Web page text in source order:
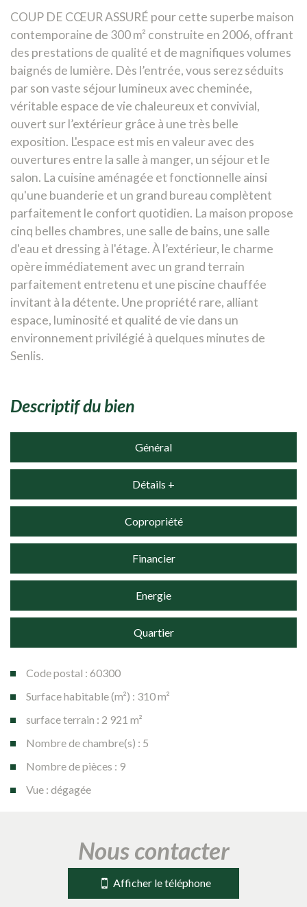
COUP DE CŒUR ASSURÉ pour cette superbe maison
contemporaine de 300 m² construite en 2006, offrant
des prestations de qualité et de magnifiques volumes
baignés de lumière. Dès l’entrée, vous serez séduits
par son vaste séjour lumineux avec cheminée,
véritable espace de vie chaleureux et convivial,
ouvert sur l’extérieur grâce à une très belle
exposition. L'espace est mis en valeur avec des
ouvertures entre la salle à manger, un séjour et le
salon. La cuisine aménagée et fonctionnelle ainsi
qu'une buanderie et un grand bureau complètent
parfaitement le confort quotidien. La maison propose
cinq belles chambres, une salle de bains, une salle
d'eau et dressing à l'étage. À l’extérieur, le charme
opère immédiatement avec un grand terrain
parfaitement entretenu et une piscine chauffée
invitant à la détente. Une propriété rare, alliant
espace, luminosité et qualité de vie dans un
environnement privilégié à quelques minutes de
Senlis.
descriptif du bien
Général
Détails +
Copropriété
Financier
Energie
Quartier
Code postal : 60300
Surface habitable (m²) : 310 m²
surface terrain : 2 921 m²
Nombre de chambre(s) : 5
Nombre de pièces : 9
Vue : dégagée
nous contacter
Afficher le téléphone